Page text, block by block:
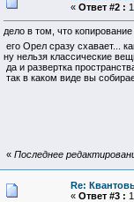
« Ответ #2 :
дело в том, что
его Орел сразу схавает...
ну нельзя классические
да и развертка
так в каком виде вы
« Последнее
Re:
« Ответ #3 :